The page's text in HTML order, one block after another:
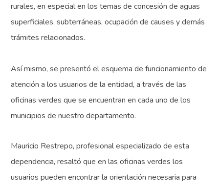
rurales, en especial en los temas de concesión de aguas
superficiales, subterráneas, ocupación de causes y demás
trámites relacionados.
Así mismo, se presentó el esquema de funcionamiento de
atención a los usuarios de la entidad, a través de las
oficinas verdes que se encuentran en cada uno de los
municipios de nuestro departamento.
Mauricio Restrepo, profesional especializado de esta
dependencia, resaltó que en las oficinas verdes los
usuarios pueden encontrar la orientación necesaria para